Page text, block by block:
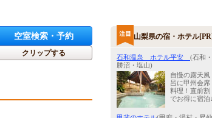
空室検索・予約
クリップする
山梨県の宿・ホテル
石和温泉 ホテル平安 (石和・
勝沼・塩山)
自慢の露天風
呂に甲州会席
料理！直前割
でお得に宿泊